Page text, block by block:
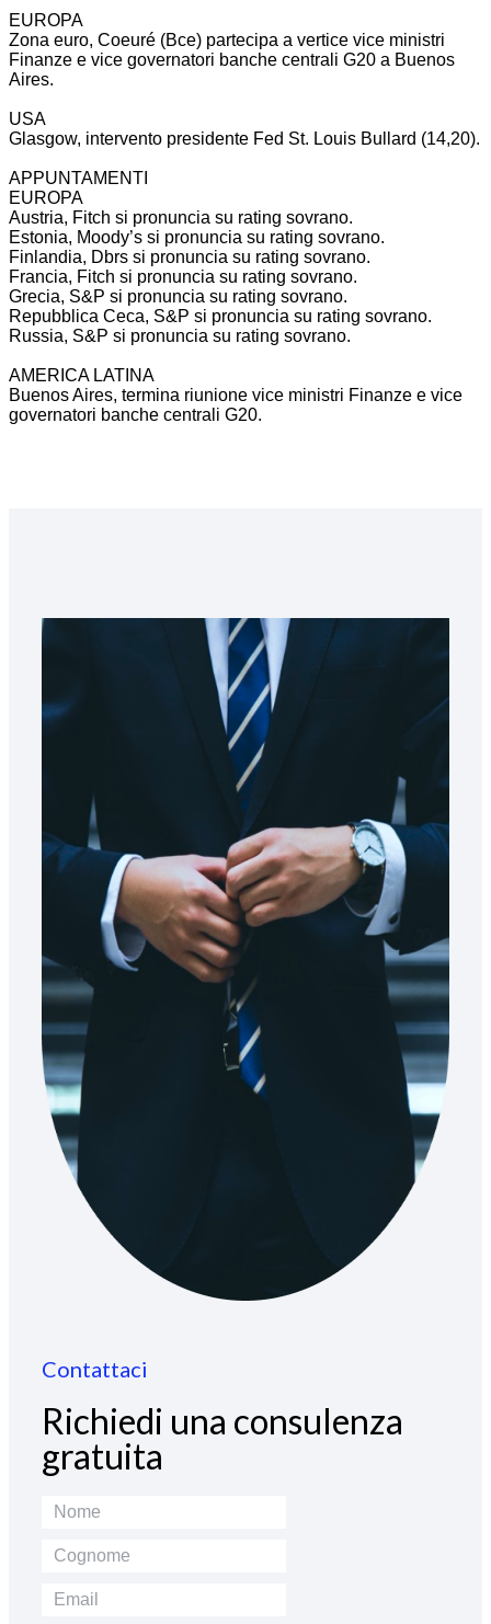
EUROPA
Zona euro, Coeuré (Bce) partecipa a vertice vice ministri
Finanze e vice governatori banche centrali G20 a Buenos
Aires.
USA
Glasgow, intervento presidente Fed St. Louis Bullard (14,20).
APPUNTAMENTI
EUROPA
Austria, Fitch si pronuncia su rating sovrano.
Estonia, Moody’s si pronuncia su rating sovrano.
Finlandia, Dbrs si pronuncia su rating sovrano.
Francia, Fitch si pronuncia su rating sovrano.
Grecia, S&P si pronuncia su rating sovrano.
Repubblica Ceca, S&P si pronuncia su rating sovrano.
Russia, S&P si pronuncia su rating sovrano.
AMERICA LATINA
Buenos Aires, termina riunione vice ministri Finanze e vice
governatori banche centrali G20.
Contattaci
Richiedi una consulenza
gratuita